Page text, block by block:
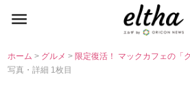
ホーム> グルメ> 限定復活！ マックカフェの「
写真・詳細 1枚目